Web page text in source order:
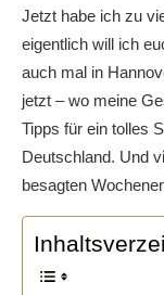
Jetzt habe ich zu
eigentlich will ich
auch mal in
jetzt – wo meine
Tipps für ein tolles
Deutschland. Und
besagten